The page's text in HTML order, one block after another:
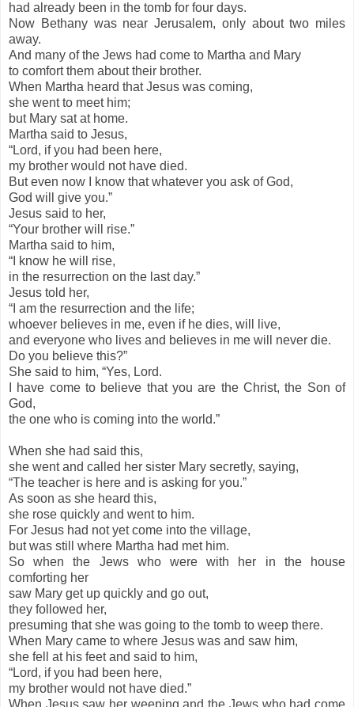
had already been in the tomb for four days.
Now Bethany was near Jerusalem, only about two miles
away.
And many of the Jews had come to Martha and Mary
to comfort them about their brother.
When Martha heard that Jesus was coming,
she went to meet him;
but Mary sat at home.
Martha said to Jesus,
“Lord, if you had been here,
my brother would not have died.
But even now I know that whatever you ask of God,
God will give you.”
Jesus said to her,
“Your brother will rise.”
Martha said to him,
“I know he will rise,
in the resurrection on the last day.”
Jesus told her,
“I am the resurrection and the life;
whoever believes in me, even if he dies, will live,
and everyone who lives and believes in me will never die.
Do you believe this?”
She said to him, “Yes, Lord.
I have come to believe that you are the Christ, the Son of
God,
the one who is coming into the world.”
When she had said this,
she went and called her sister Mary secretly, saying,
“The teacher is here and is asking for you.”
As soon as she heard this,
she rose quickly and went to him.
For Jesus had not yet come into the village,
but was still where Martha had met him.
So when the Jews who were with her in the house
comforting her
saw Mary get up quickly and go out,
they followed her,
presuming that she was going to the tomb to weep there.
When Mary came to where Jesus was and saw him,
she fell at his feet and said to him,
“Lord, if you had been here,
my brother would not have died.”
When Jesus saw her weeping and the Jews who had come